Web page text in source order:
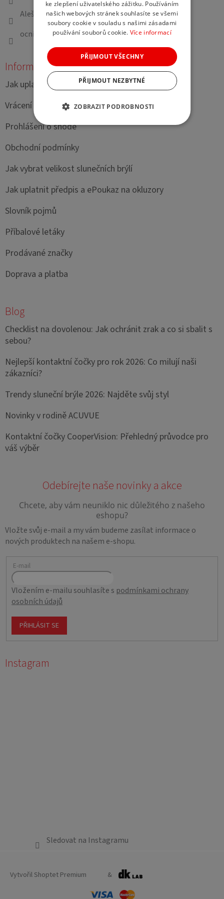
Aleš Žejdl Oční studio
ocnistudioaleszejdl
Informace pro vás
Jak uplatnit příspěvek FKSP na našem e-shopu?
Vrácení zboží
Prohlášení o shodě
Obchodní podmínky
Jak vybrat velikost slunečních brýlí
Jak uplatnit předpis a ePoukaz na okluzory
Slovník pojmů
Příbalové letáky
Prodávané značky
Doprava a platba
Blog
Checklist na dovolenou: Jak ochránit zrak a co si sbalit s
sebou?
Nejlepší kontaktní čočky pro rok 2026: Co milují naši
zákazníci?
Trendy sluneční brýle 2026: Najděte svůj styl
Novinky v rodině ACUVUE
Kontaktní čočky CooperVision: Přehledný průvodce pro
váš výběr
Vložte svůj e-mail a my vám budeme zasílat informace o
nových produktech na našem e-shopu.
E-mail
Vložením e-mailu souhlasíte s podmínkami ochrany
osobních údajů
PŘIHLÁSIT SE
Instagram
Sledovat na Instagramu
Vytvořil Shoptet Premium &
ke zlepšení uživatelského zážitku. Používáním
našich webových stránek souhlasíte se všemi
soubory cookie v souladu s našimi zásadami
používání souborů cookie. Více informací
PŘIJMOUT VŠECHNY
PŘIJMOUT NEZBYTNÉ
ZOBRAZIT PODROBNOSTI